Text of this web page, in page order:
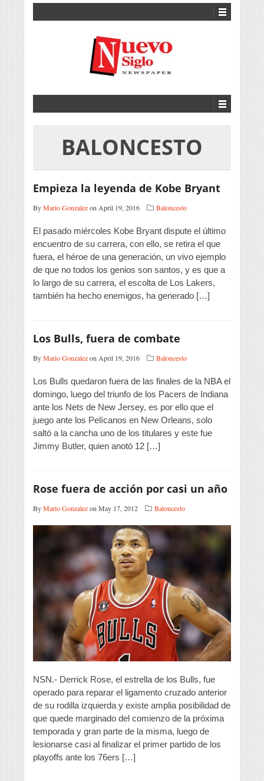
BALONCESTO
Empieza la leyenda de Kobe Bryant
ByMario Gonzalezon April 19, 2016 Baloncesto
El pasado miércoles Kobe Bryant dispute el último
encuentro de su carrera, con ello, se retira el que
fuera, el héroe de una generación, un vivo ejemplo
de que no todos los genios son santos, y es que a
lo largo de su carrera, el escolta de Los Lakers,
también ha hecho enemigos, ha generado […]
Los Bulls, fuera de combate
ByMario Gonzalezon April 19, 2016 Baloncesto
Los Bulls quedaron fuera de las finales de la NBA el
domingo, luego del triunfo de los Pacers de Indiana
ante los Nets de New Jersey, es por ello que el
juego ante los Pelícanos en New Orleans, solo
saltó a la cancha uno de los titulares y este fue
Jimmy Butler, quien anotó 12 […]
Rose fuera de acción por casi un año
ByMario Gonzalezon May 17, 2012 Baloncesto
NSN.- Derrick Rose, el estrella de los Bulls, fue
operado para reparar el ligamento cruzado anterior
de su rodilla izquierda y existe amplia posibilidad de
que quede marginado del comienzo de la próxima
temporada y gran parte de la misma, luego de
lesionarse casi al finalizar el primer partido de los
playoffs ante los 76ers […]